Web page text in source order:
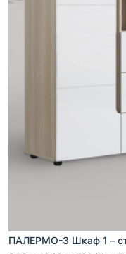
ПАЛЕРМО-3 Шкаф 1 –